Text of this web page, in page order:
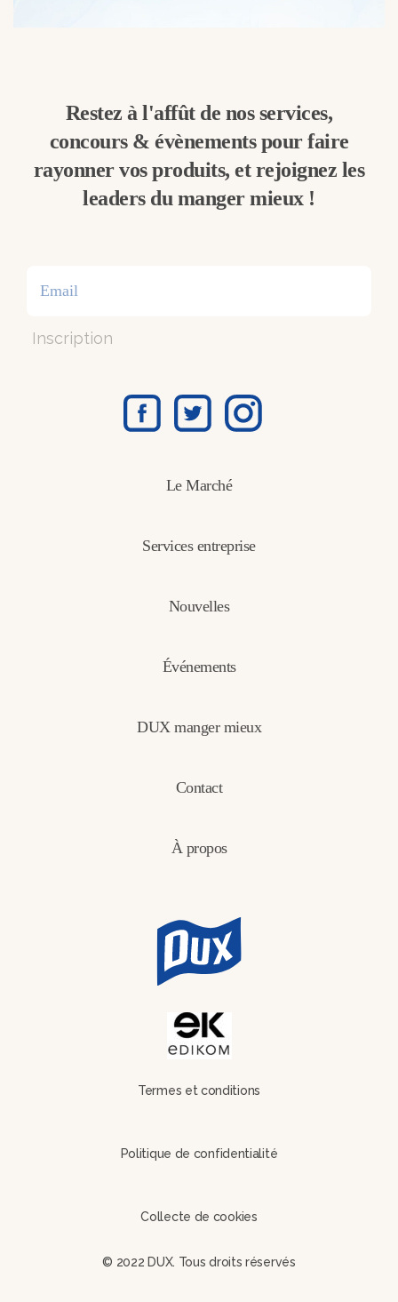
Restez à l'affût de nos services,
concours & évènements pour faire
rayonner vos produits, et rejoignez les
leaders du manger mieux !
Inscription
Le Marché
Services entreprise
Nouvelles
Événements
DUX manger mieux
Contact
À propos
Termes et conditions
Politique de confidentialité
Collecte de cookies
© 2022 DUX. Tous droits réservés